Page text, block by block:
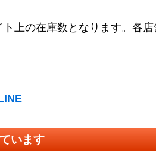
上の在庫数となります。各
います